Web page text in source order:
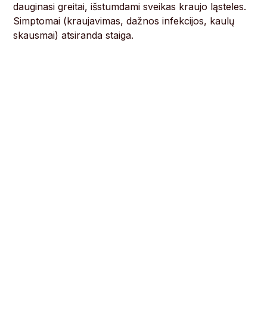
dauginasi greitai, išstumdami sveikas kraujo ląsteles.
Simptomai (kraujavimas, dažnos infekcijos, kaulų
skausmai) atsiranda staiga.